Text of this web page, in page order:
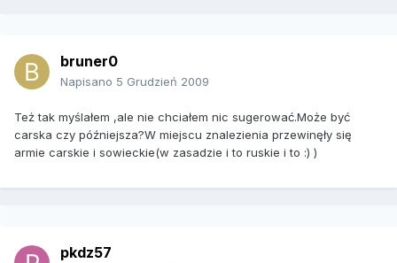
bruner0
Napisano 5 Grudzień 2009
Też tak myślałem ,ale nie chciałem nic sugerować.Może być
carska czy późniejsza?W miejscu znalezienia przewinęły się
armie carskie i sowieckie(w zasadzie i to ruskie i to :) )
pkdz57